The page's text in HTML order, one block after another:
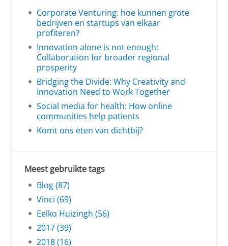
Corporate Venturing: hoe kunnen grote
bedrijven en startups van elkaar
profiteren?
Innovation alone is not enough:
Collaboration for broader regional
prosperity
Bridging the Divide: Why Creativity and
Innovation Need to Work Together
Social media for health: How online
communities help patients
Komt ons eten van dichtbij?
Meest gebruikte tags
Blog (87)
Vinci (69)
Eelko Huizingh (56)
2017 (39)
2018 (16)